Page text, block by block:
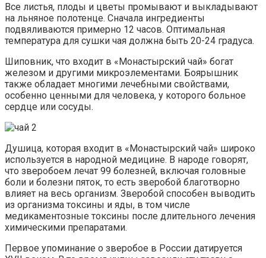
Все листья, плоды и цветы промывают и выкладывают
на льняное полотенце. Сначала ингредиенты
подвяливаются примерно 12 часов. Оптимальная
температура для сушки чая должна быть 20-24 градуса.
Шиповник, что входит в «Монастырский чай» богат
железом и другими микроэлементами. Боярышник
также обладает многими лечебными свойствами,
особенно ценными для человека, у которого больное
сердце или сосуды.
Душица, которая входит в «Монастырский чай» широко
используется в народной медицине. В народе говорят,
что зверобоем лечат 99 болезней, включая головные
боли и болезни пяток, то есть зверобой благотворно
влияет на весь организм. Зверобой способен выводить
из организма токсины и яды, в том числе
медикаментозные токсины после длительного лечения
химическими препаратами.
Первое упоминание о зверобое в России датируется